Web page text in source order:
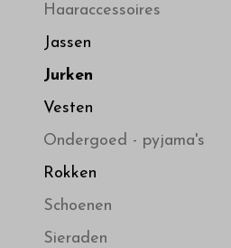
onze
webshop
Haaraccessoires
Jassen
Jurken
Vesten
Ondergoed - pyjama's
Rokken
Schoenen
Sieraden